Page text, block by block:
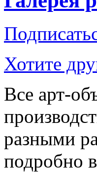
Хотите
Все арт-
разными
подробно в